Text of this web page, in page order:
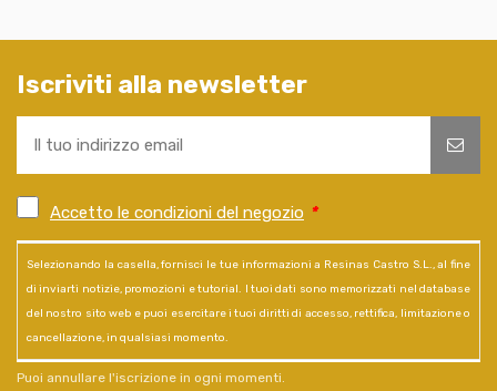
Iscriviti alla newsletter
Accetto le condizioni del negozio *
Selezionando la casella, fornisci le tue informazioni a Resinas Castro S.L., al fine
di inviarti notizie, promozioni e tutorial. I tuoi dati sono memorizzati nel database
del nostro sito web e puoi esercitare i tuoi diritti di accesso, rettifica, limitazione o
cancellazione, in qualsiasi momento.
Puoi annullare l'iscrizione in ogni momenti.